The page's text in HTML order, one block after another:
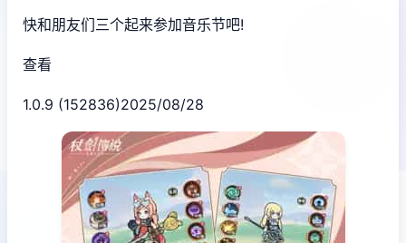
快和朋友们三个起来参加音乐节吧!
查看
1.0.9 (152836)2025/08/28